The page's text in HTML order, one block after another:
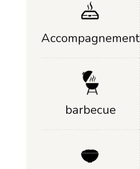
Accompagnement
barbecue